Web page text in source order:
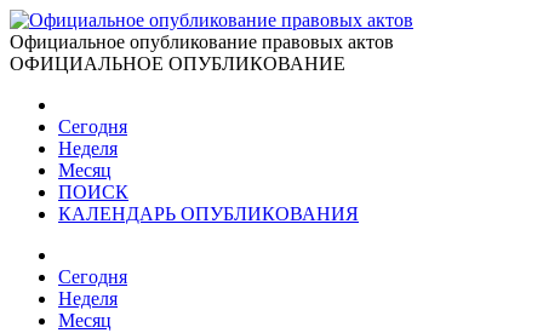
Официальное опубликование правовых актов
ОФИЦИАЛЬНОЕ ОПУБЛИКОВАНИЕ
Сегодня
Неделя
Месяц
ПОИСК
КАЛЕНДАРЬ ОПУБЛИКОВАНИЯ
Сегодня
Неделя
Месяц